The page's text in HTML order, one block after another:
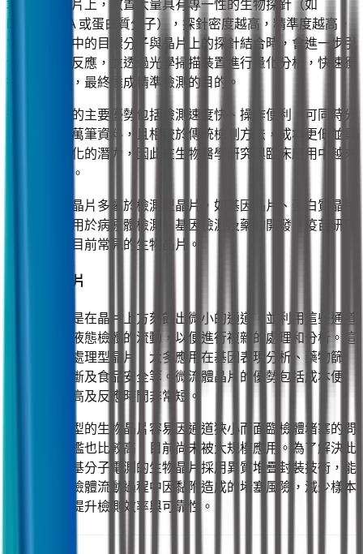
塊微小的晶片上，放置大量具有專一性的生物探針（如
DNA、RNA 或蛋白質分子），探針密度越高，精準度越高。
當待測樣本中的目標分子與晶片上的探針結合時，會進一步引
發螢光訊號反應，並透過光學掃描裝置進行量化分析，快速獲
得大量數據，最終達成精準檢測的目的。
微陣列晶片的主要優勢包括檢測速度快、操作便利、可同時分
析數千到上萬筆資料，且相較於傳統檢測方法，成本更低並具
有高度自動化的潛力，因此在生物醫學研究與臨床應用中越來
越受到重視。
目前微陣列晶片多屬於檢測型晶片，如基因晶片、蛋白質晶片
等，廣泛應用於病原體檢測、基因檢測及藥物開發、疫苗研究
等領域，是目前常見的生物晶片。
2. 微流體晶片
微流體晶片是在晶片上方刻蝕出微小的通道，並利用這些通道
來精準控制液態檢體的流動，以便進行複雜的處理和分析。這
類晶片屬於處理型晶片，大多應用在基因表現分析、藥物篩
選、疾病診斷及食品安全等。微流體晶片的優勢包括成本便
宜、精確度高及反應時間非常短。
不過，這類型的生物晶片容易因通道狹小而面臨檢體堵塞的問
題，技術門檻也比較高，目前尚未被大規模應用。為了解決此
項問題，矽基分子電測的生物晶片採用異質堆疊封裝技術，能
夠大幅降低檢體流動過程中因黏附造成的堵塞風險，減少樣本
損失，從而提升檢測效率與可靠性。